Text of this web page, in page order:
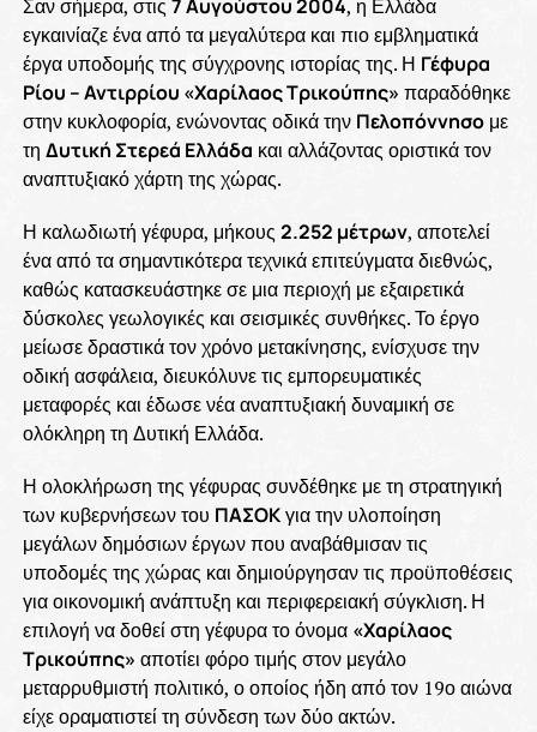
Σαν σήμερα, στις 7 Αυγούστου 2004, η Ελλάδα
εγκαινίαζε ένα από τα μεγαλύτερα και πιο εμβληματικά
έργα υποδομής της σύγχρονης ιστορίας της. Η Γέφυρα
Ρίου – Αντιρρίου «Χαρίλαος Τρικούπης» παραδόθηκε
στην κυκλοφορία, ενώνοντας οδικά την Πελοπόννησομε
τη Δυτική Στερεά Ελλάδα και αλλάζοντας οριστικά τον
αναπτυξιακό χάρτη της χώρας.
Η καλωδιωτή γέφυρα, μήκους 2.252 μέτρων, αποτελεί
ένα από τα σημαντικότερα τεχνικά επιτεύγματα διεθνώς,
καθώς κατασκευάστηκε σε μια περιοχή με εξαιρετικά
δύσκολες γεωλογικές και σεισμικές συνθήκες. Το έργο
μείωσε δραστικά τον χρόνο μετακίνησης, ενίσχυσε την
οδική ασφάλεια, διευκόλυνε τις εμπορευματικές
μεταφορές και έδωσε νέα αναπτυξιακή δυναμική σε
ολόκληρη τη Δυτική Ελλάδα.
Η ολοκλήρωση της γέφυρας συνδέθηκε με τη στρατηγική
των κυβερνήσεων του ΠΑΣΟΚγια την υλοποίηση
μεγάλων δημόσιων έργων που αναβάθμισαν τις
υποδομές της χώρας και δημιούργησαν τις προϋποθέσεις
για οικονομική ανάπτυξη και περιφερειακή σύγκλιση. Η
επιλογή να δοθεί στη γέφυρα το όνομα «Χαρίλαος
Τρικούπης» αποτίει φόρο τιμής στον μεγάλο
μεταρρυθμιστή πολιτικό, ο οποίος ήδη από τον 19ο αιώνα
είχε οραματιστεί τη σύνδεση των δύο ακτών.